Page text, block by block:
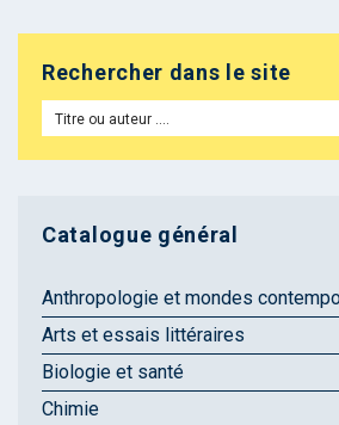
Rechercher dans le site
Catalogue général
Anthropologie et mondes
Arts et essais littéraires
Biologie et santé
Chimie